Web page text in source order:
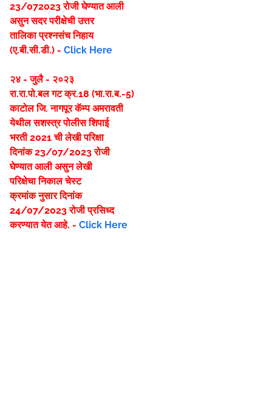
23/072023 रोजी घेण्यात आली
असुन सदर परीक्षेची उत्तर
तालिका प्रश्नसंच निहाय
(ए.बी.सी.डी.) - Click Here
२४ - जुलै - २०२३
रा.रा.पो.बल गट क्र.18 (भा.रा.ब.-5)
काटोल जि. नागपूर कॅम्प अमरावती
येथील सशस्त्र पोलीस शिपाई
भरती 2021 ची लेखी परिक्षा
दिनांक 23/07/2023 रोजी
घेण्यात आली असुन लेखी
परिक्षेचा निकाल चेस्ट
क्रमांक नुसार दिनांक
24/07/2023 रोजी प्रसिध्द
करण्यात येत आहे. - Click Here